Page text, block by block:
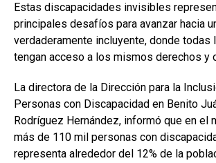
Estas discapacidades invisibles
principales desafíos para avanzar hacia
verdaderamente incluyente, donde todas
tengan acceso a los mismos derechos y
La directora de la Dirección para la
Personas con Discapacidad en Benito
Rodríguez Hernández, informó que en el
más de 110 mil personas con
representa alrededor del 12% de la